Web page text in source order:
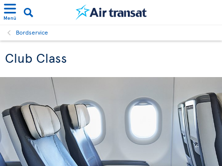
Menü
Bordservice
Club Class